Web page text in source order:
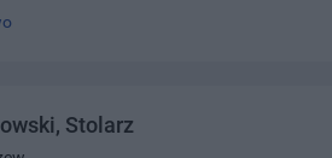
Stolarz